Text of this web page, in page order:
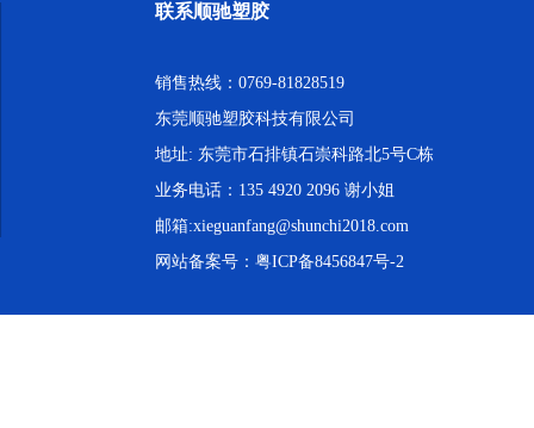
联系顺驰塑胶
销售热线：0769-81828519
东莞顺驰塑胶科技有限公司
地址: 东莞市石排镇石崇科路北5号C栋
业务电话：135 4920 2096 谢小姐
邮箱:xieguanfang@shunchi2018.com
网站备案号： 粤ICP备8456847号-2